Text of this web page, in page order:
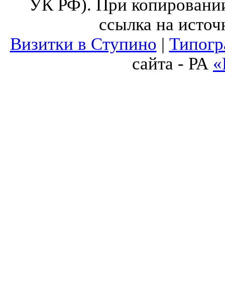
УК РФ). При
ссылка на
Визитки в Ступино |
сайта - РА